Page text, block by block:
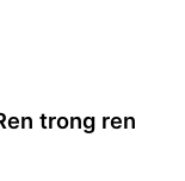
trong ren